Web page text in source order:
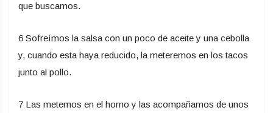
que buscamos.
6 Sofreímos la salsa con un poco de aceite y una cebolla
y, cuando esta haya reducido, la meteremos en los tacos
junto al pollo.
7 Las metemos en el horno y las acompañamos de unos